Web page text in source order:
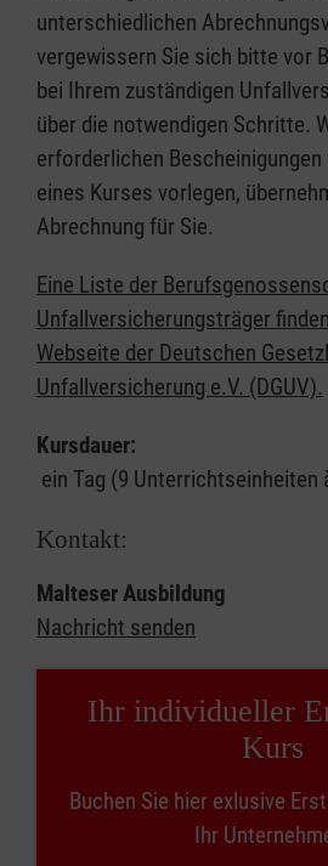
unterschiedlichen
vergewissern Sie sich bitte vor
bei Ihrem zuständigen
über die notwendigen Schritte.
erforderlichen Bescheinigungen
eines Kurses vorlegen,
Abrechnung für Sie.
Eine Liste der
Unfallversicherungsträger
Webseite der Deutschen
Unfallversicherung e.V. (DGUV).
Kursdauer:
ein Tag (9 Unterrichtseinheiten
Kontakt:
Malteser Ausbildung
Nachricht senden
Ihr individueller
Kurs
Buchen Sie hier exlusive
Ihr